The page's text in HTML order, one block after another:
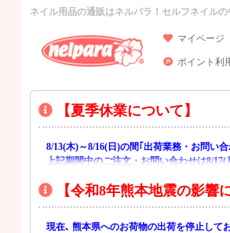
ネイル用品の通販はネルパラ！セルフネイル
マイページ
ポイント利
【夏季休業について】
8/13(木)～8/16(日)の間｢出荷業務・お問い
上記期間中のご注文・お問い合わせは8/
【令和8年熊本地震の影響
現在､ 熊本県へのお荷物の出荷を停止して